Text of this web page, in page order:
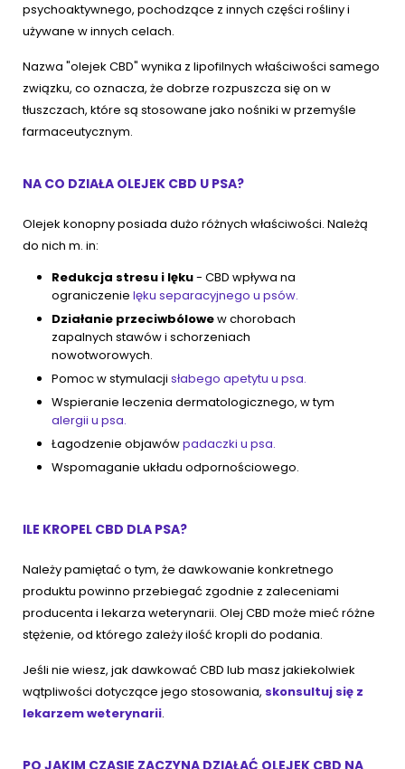
psychoaktywnego, pochodzące z innych części rośliny i
używane w innych celach.
Nazwa "olejek CBD" wynika z lipofilnych właściwości samego
związku, co oznacza, że dobrze rozpuszcza się on w
tłuszczach, które są stosowane jako nośniki w przemyśle
farmaceutycznym.
NA CO DZIAŁA OLEJEK CBD U PSA?
Olejek konopny posiada dużo różnych właściwości. Należą
do nich m. in:
Redukcja stresu i lęku- CBD wpływa na
ograniczenie lęku separacyjnego u psów.
Działanie przeciwbólowew chorobach
zapalnych stawów i schorzeniach
nowotworowych.
Pomoc w stymulacji słabego apetytu u psa.
Wspieranie leczenia dermatologicznego, w tym
alergii u psa.
Łagodzenie objawówpadaczki u psa.
Wspomaganie układu odpornościowego.
ILE KROPEL CBD DLA PSA?
Należy pamiętać o tym, że dawkowanie konkretnego
produktu powinno przebiegać zgodnie z zaleceniami
producenta i lekarza weterynarii. Olej CBD może mieć różne
stężenie, od którego zależy ilość kropli do podania.
Jeśli nie wiesz, jak dawkować CBD lub masz jakiekolwiek
wątpliwości dotyczące jego stosowania, skonsultuj się z
lekarzem weterynarii.